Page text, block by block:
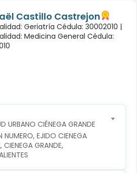
Castillo Castrejon
Geriatría Cédula: 30002010 |
Medicina General Cédula:
URBANO CIÉNEGA GRANDE
NUMERO, EJIDO CIENEGA
GRANDE,